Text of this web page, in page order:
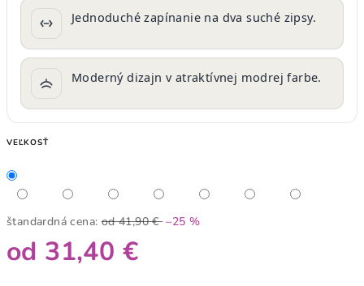
Jednoduché zapínanie na dva suché zipsy.
Moderný dizajn v atraktívnej modrej farbe.
VEĽKOSŤ
štandardná cena: od 41,90 € –25 %
od 31,40 €